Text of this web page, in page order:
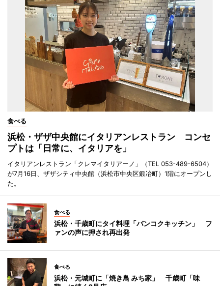
食べる
浜松・ザザ中央館にイタリアンレストラン コンセ
プトは「日常に、イタリアを」
イタリアンレストラン「クレマイタリアーノ」（TEL 053-489-6504）
が7月16日、ザザシティ中央館（浜松市中央区鍛冶町）1階にオープンし
た。
食べる
浜松・千歳町にタイ料理「バンコクキッチン」 フ
ァンの声に押され再出発
食べる
浜松・元城町に「焼き鳥 みち家」 千歳町「味